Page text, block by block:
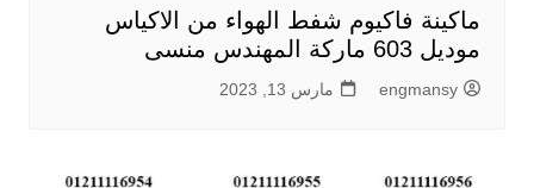
ماكينة فاكيوم شفط الهواء من الاكياس
موديل 603 ماركة المهندس منسى
engmansy مارس 13, 2023